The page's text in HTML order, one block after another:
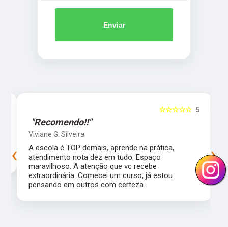
Enviar
5
☆☆☆☆☆
"Recomendo!!"
Viviane G. Silveira
A escola é TOP demais, aprende na prática,
atendimento nota dez em tudo. Espaço
maravilhoso. A atenção que vc recebe
extraordinária. Comecei um curso, já estou
pensando em outros com certeza .
‹ ›